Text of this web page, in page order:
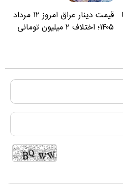
قیمت دینار عراق امروز ۱۲ مرداد
۱۴۰۵؛ اختلاف ۲ میلیون تومانی